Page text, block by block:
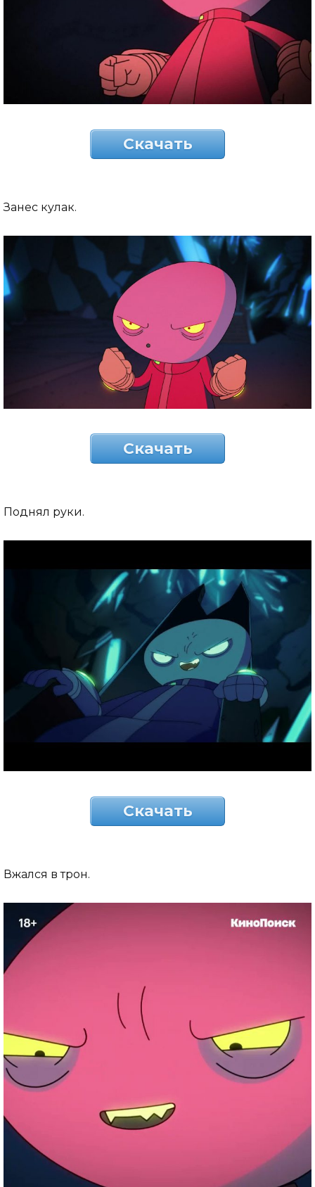
Скачать
Занес кулак.
Скачать
Поднял руки.
Скачать
Вжался в трон.